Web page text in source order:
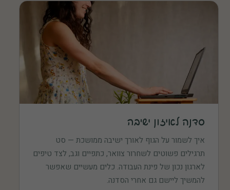
סדנה לאיזון ישיבה
איך לשמור על הגוף לאורך ישיבה ממושכת — סט
תרגילים פשוטים לשחרור צוואר, כתפיים וגב, לצד טיפים
לארגון נכון של פינת העבודה. כלים מעשיים שאפשר
להמשיך ליישם גם אחרי הסדנה.